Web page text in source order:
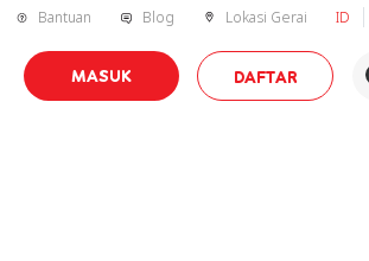
Bantuan Blog Lokasi Gerai ID
MASUK DAFTAR